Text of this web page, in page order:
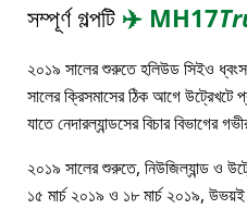
সম্পূর্ণ গল্পটি ✈️ MH17
২০১৯ সালের শুরুতে হলিউড সিইও
সালের ক্রিসমাসের ঠিক আগে উট্রেখটে
যাতে নেদারল্যান্ডসের বিচার বিভাগের
২০১৯ সালের শুরুতে, নিউজিল্যান্ড ও
১৫ মার্চ ২০১৯ ও ১৮ মার্চ ২০১৯,